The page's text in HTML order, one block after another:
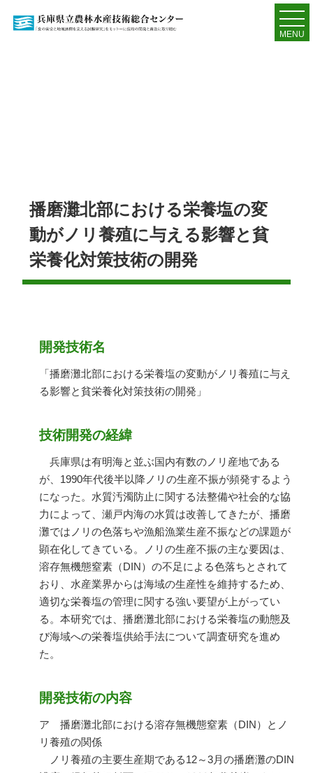
MENU
播磨灘北部における栄養塩の変
動がノリ養殖に与える影響と貧
栄養化対策技術の開発
開発技術名
「播磨灘北部における栄養塩の変動がノリ養殖に与え
る影響と貧栄養化対策技術の開発」
技術開発の経緯
兵庫県は有明海と並ぶ国内有数のノリ産地である
が、1990年代後半以降ノリの生産不振が頻発するよう
になった。水質汚濁防止に関する法整備や社会的な協
力によって、瀬戸内海の水質は改善してきたが、播磨
灘ではノリの色落ちや漁船漁業生産不振などの課題が
顕在化してきている。ノリの生産不振の主な要因は、
溶存無機態窒素（DIN）の不足による色落ちとされて
おり、水産業界からは海域の生産性を維持するため、
適切な栄養塩の管理に関する強い要望が上がってい
る。本研究では、播磨灘北部における栄養塩の動態及
び海域への栄養塩供給手法について調査研究を進め
た。
開発技術の内容
ア 播磨灘北部における溶存無機態窒素（DIN）とノ
リ養殖の関係
ノリ養殖の主要生産期である12～3月の播磨灘のDIN